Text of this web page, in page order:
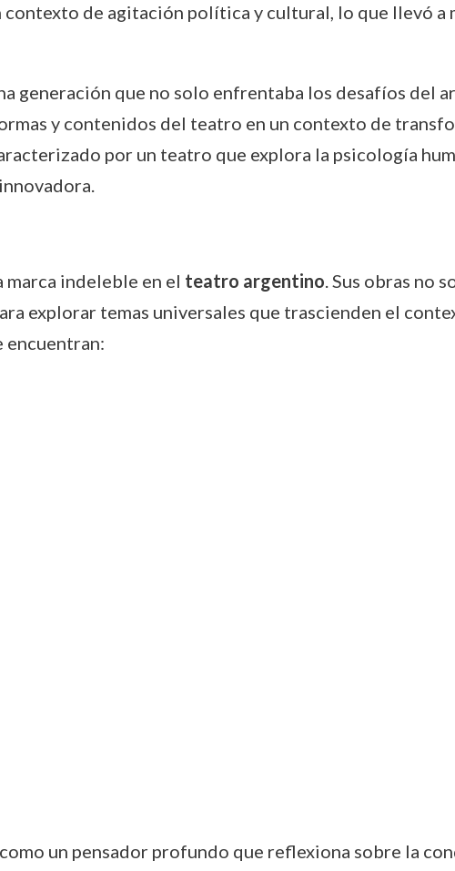
de agitación política y cultural, lo que llevó a
generación que no solo enfrentaba los desafíos del
y contenidos del teatro en un contexto de
por un teatro que explora la psicología
indeleble en el teatro argentino. Sus obras no
explorar temas universales que trascienden el
encuentran:
un pensador profundo que reflexiona sobre la